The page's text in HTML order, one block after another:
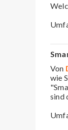
Von
wie
sind